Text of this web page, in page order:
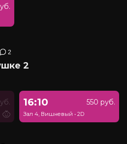
2
2
16:10 550 руб.
Зал 4, Вишневый • 2D